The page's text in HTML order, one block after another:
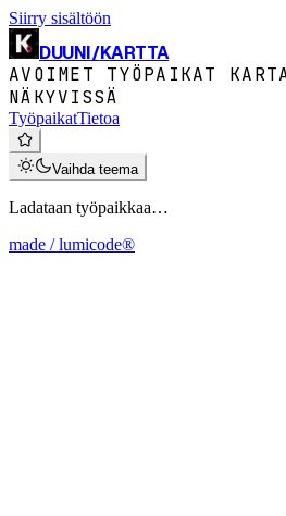
Siirry sisältöön
DUUNI/KARTTA
AVOIMET TYÖPAIKAT
NÄKYVISSÄ
TyöpaikatTietoa
Vaihda teema
Ladataan työpaikkaa…
made / lumicode®